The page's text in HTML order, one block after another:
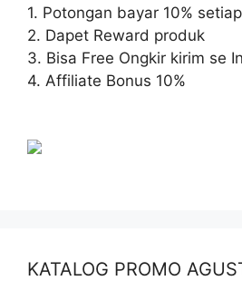
1. Potongan bayar 10%
2. Dapet Reward produk
3. Bisa Free Ongkir kirim se
4. Affiliate Bonus 10%
KATALOG PROMO